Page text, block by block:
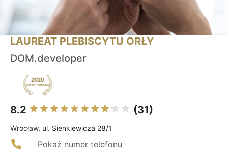
LAUREAT PLEBISCYTU ORŁY
DOM.developer
8.2 (31)
Wrocław, ul. Sienkiewicza 28/1
Pokaż numer telefonu